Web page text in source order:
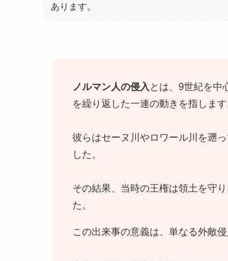
あります。
ノルマン人の侵入 とは、9世紀を中
を繰り返した一連の動きを指します
彼らはセーヌ川やロワール川を遡
した。
その結果、当時の王権は領土を守
た。
この出来事の意義は、単なる外敵侵